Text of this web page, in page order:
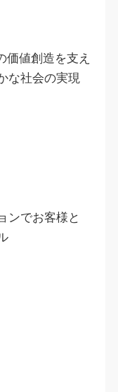
価値創造を支え
な社会の実現
ンでお客様と